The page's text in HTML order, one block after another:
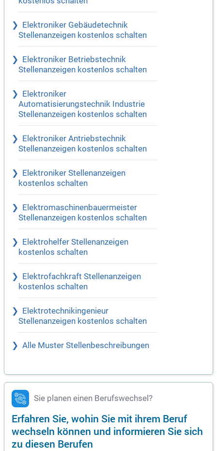
Elektroniker Gebäudetechnik
Stellenanzeigen kostenlos schalten
Elektroniker Betriebstechnik
Stellenanzeigen kostenlos schalten
Elektroniker
Automatisierungstechnik Industrie
Stellenanzeigen kostenlos schalten
Elektroniker Antriebstechnik
Stellenanzeigen kostenlos schalten
Elektroniker Stellenanzeigen
kostenlos schalten
Elektromaschinenbauermeister
Stellenanzeigen kostenlos schalten
Elektrohelfer Stellenanzeigen
kostenlos schalten
Elektrofachkraft Stellenanzeigen
kostenlos schalten
Elektrotechnikingenieur
Stellenanzeigen kostenlos schalten
Alle Muster Stellenbeschreibungen
Sie planen einen Berufswechsel?
Erfahren Sie, wohin Sie mit ihrem Beruf
wechseln können und informieren Sie sich
zu diesen Berufen